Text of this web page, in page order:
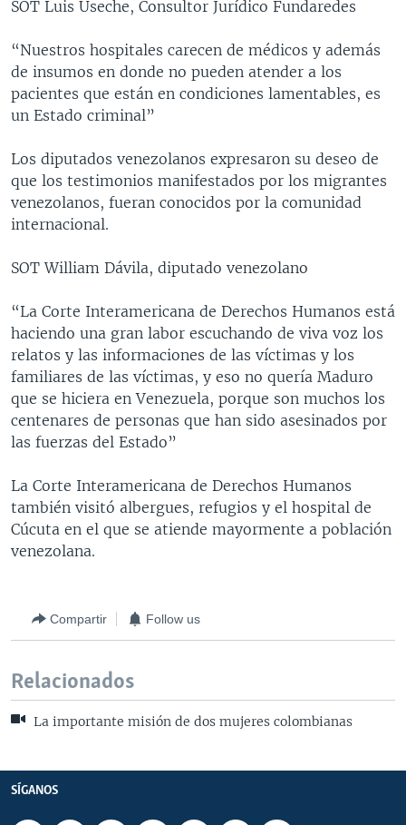
SOT Luis Useche, Consultor Jurídico Fundaredes
“Nuestros hospitales carecen de médicos y además
de insumos en donde no pueden atender a los
pacientes que están en condiciones lamentables, es
un Estado criminal”
Los diputados venezolanos expresaron su deseo de
que los testimonios manifestados por los migrantes
venezolanos, fueran conocidos por la comunidad
internacional.
SOT William Dávila, diputado venezolano
“La Corte Interamericana de Derechos Humanos está
haciendo una gran labor escuchando de viva voz los
relatos y las informaciones de las víctimas y los
familiares de las víctimas, y eso no quería Maduro
que se hiciera en Venezuela, porque son muchos los
centenares de personas que han sido asesinados por
las fuerzas del Estado”
La Corte Interamericana de Derechos Humanos
también visitó albergues, refugios y el hospital de
Cúcuta en el que se atiende mayormente a población
venezolana.
Compartir Follow us
Relacionados
La importante misión de dos mujeres colombianas
SÍGANOS